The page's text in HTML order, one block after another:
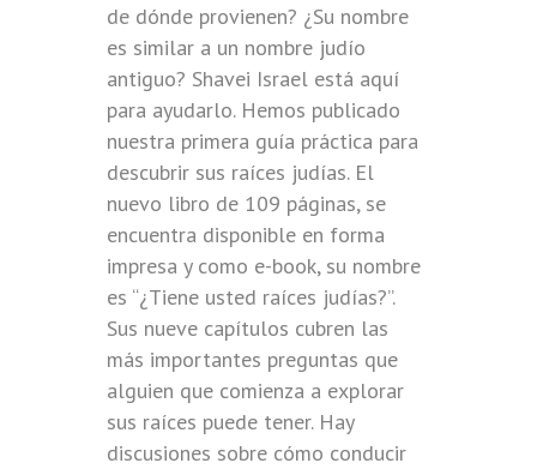
de dónde provienen? ¿Su nombre
es similar a un nombre judío
antiguo? Shavei Israel está aquí
para ayudarlo. Hemos publicado
nuestra primera guía práctica para
descubrir sus raíces judías. El
nuevo libro de 109 páginas, se
encuentra disponible en forma
impresa y como e-book, su nombre
es “¿Tiene usted raíces judías?”.
Sus nueve capítulos cubren las
más importantes preguntas que
alguien que comienza a explorar
sus raíces puede tener. Hay
discusiones sobre cómo conducir